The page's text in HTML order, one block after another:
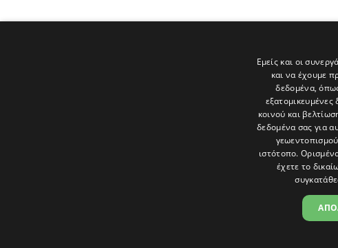
Το «Παράθυρο» είναι το πολιτιστικό ένθετο της εφημερίδας Πολίτης
και στατικές, κριτικές προσεγγίσεις, λοξές ματιές. Βλέπουμε το δέντρο,
Εμείς και οι
και να έχουμε
δεδομένα,
κοινού και
δεδομένα σας για
ιστότοπο.
έχετε το